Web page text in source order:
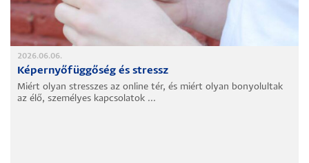
2026.06.06.
Képernyőfüggőség és stressz
Miért olyan stresszes az online tér, és miért olyan bonyolultak
az élő, személyes kapcsolatok ...